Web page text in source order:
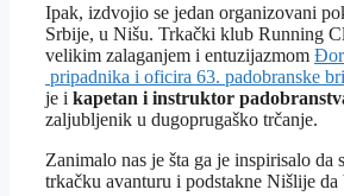
Ipak, izdvojio se jedan organizovani
Srbije, u Nišu. Trkački klub Running
velikim zalaganjem i entuzijazmom
pripadnika i oficira 63. padobranske
je i kapetan i instruktor
zaljubljenik u dugoprugaško trčanje.
Zanimalo nas je šta ga je inspirisalo da
trkačku avanturu i podstakne Nišlije